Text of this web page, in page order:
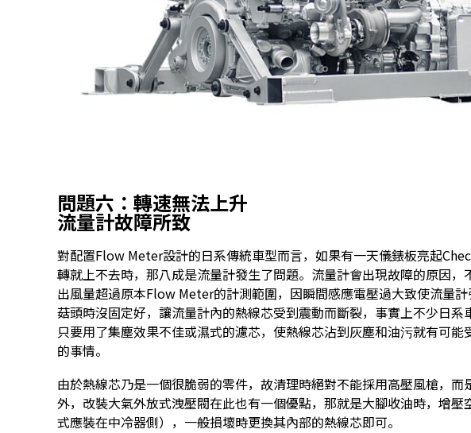
問題六：轉速無法上升
流量計故障所致
對配置Flow Meter設計的日系傳統車型而言，如果有一天儀錶板亮起
轉就上不去時，那八成是流量計發生了問題。流量計會出現故障的原因
出風量超過原本Flow Meter的計測範圍，因瞬間感應電壓過大致使流量
菇頭時沒固定好，讓流量計內的熱線芯受到震動而斷裂，事實上不少日系
只要用了集塵效果不佳或濕式的濾芯，使熱線芯沾到灰塵和油污就有可
的事情。
由於熱線芯乃是一個很脆弱的零件，故清理時絕對不能採用高壓風槍，而
外，改裝大氣外放式洩壓閥在此也有一個優點，那就是大腳收油時，增
式應裝在中冷器側），一般損壞時更換其內部的熱線芯即可。